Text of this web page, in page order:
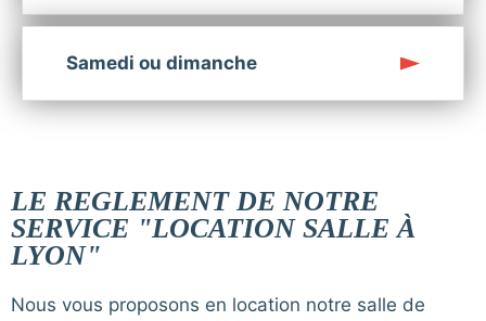
Samedi ou dimanche
LE REGLEMENT DE NOTRE
SERVICE "LOCATION SALLE À
LYON"
Nous vous proposons en location notre salle de